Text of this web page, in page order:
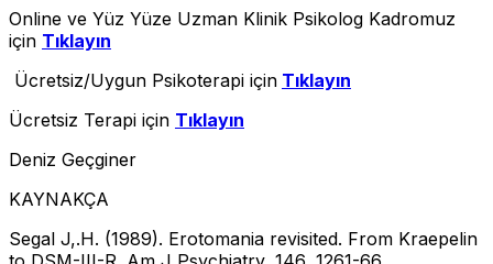
Online ve Yüz Yüze Uzman Klinik Psikolog Kadromuz
için Tıklayın
Ücretsiz/Uygun Psikoterapi için Tıklayın
Ücretsiz Terapi için Tıklayın
Deniz Geçginer
KAYNAKÇA
Segal J,.H. (1989). Erotomania revisited. From Kraepelin